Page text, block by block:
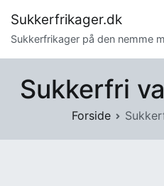
indhold
Sukkerfrikager.dk
Sukkerfrikager på den nemme
Sukkerfri
Forside